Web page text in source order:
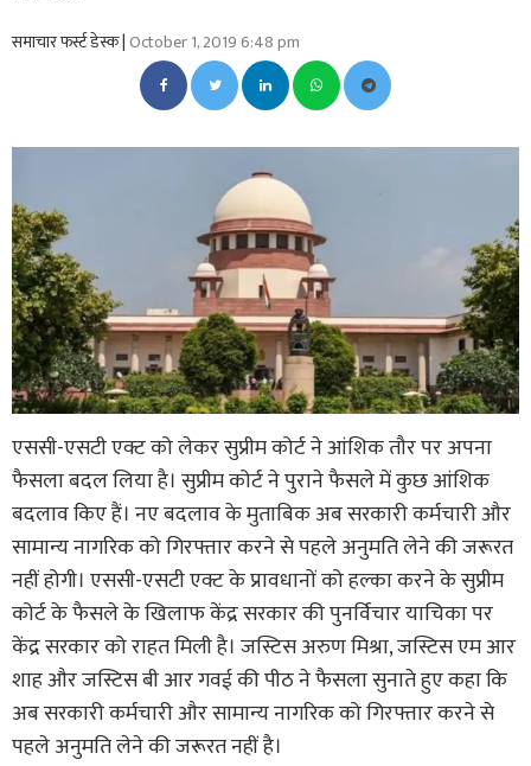
समाचार फर्स्ट डेस्क |October 1, 2019 6:48 pm
एससी-एसटी एक्ट को लेकर सुप्रीम कोर्ट ने आंशिक तौर पर अपना
फैसला बदल लिया है। सुप्रीम कोर्ट ने पुराने फैसले में कुछ आंशिक
बदलाव किए हैं। नए बदलाव के मुताबिक अब सरकारी कर्मचारी और
सामान्य नागरिक को गिरफ्तार करने से पहले अनुमति लेने की जरूरत
नहीं होगी। एससी-एसटी एक्ट के प्रावधानों को हल्का करने के सुप्रीम
कोर्ट के फैसले के खिलाफ केंद्र सरकार की पुनर्विचार याचिका पर
केंद्र सरकार को राहत मिली है। जस्टिस अरुण मिश्रा, जस्टिस एम आर
शाह और जस्टिस बी आर गवई की पीठ ने फैसला सुनाते हुए कहा कि
अब सरकारी कर्मचारी और सामान्य नागरिक को गिरफ्तार करने से
पहले अनुमति लेने की जरूरत नहीं है।